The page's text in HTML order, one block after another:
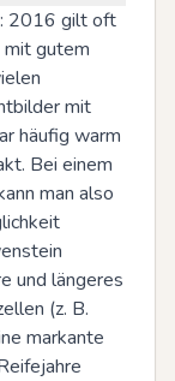
2016 gilt oft
mit gutem
mit
häufig warm
Bei einem
man also
und längeres
(z. B.
markante